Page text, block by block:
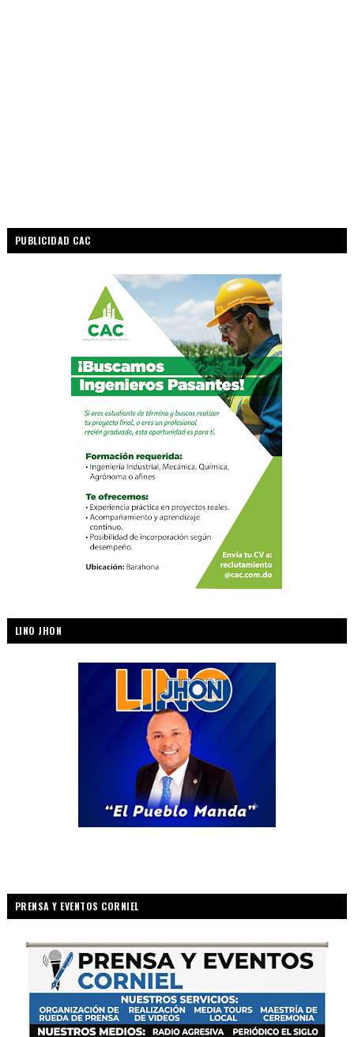
PUBLICIDAD CAC
LINO JHON
PRENSA Y EVENTOS CORNIEL